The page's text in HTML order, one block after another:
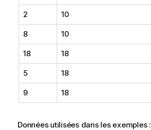
i
2 10
8 10
18 18
5 18
9 18
Données utilisées dans les exemples :